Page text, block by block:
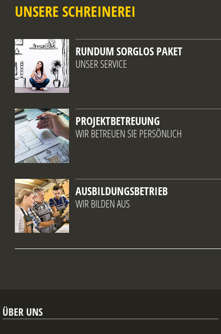
UNSERE SCHREINEREI
RUNDUM SORGLOS PAKET
UNSER SERVICE
PROJEKTBETREUUNG
WIR BETREUEN SIE PERSÖNLICH
AUSBILDUNGSBETRIEB
WIR BILDEN AUS
ÜBER UNS